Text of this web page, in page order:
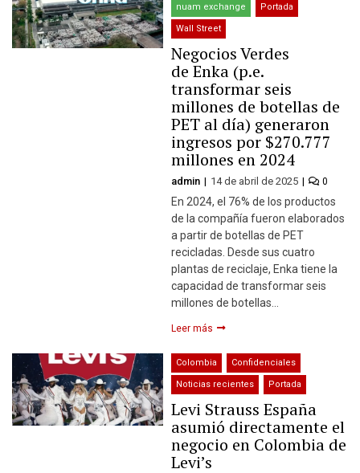
nuam exchange Portada
Wall Street
Negocios Verdes
de Enka (p.e.
transformar seis
millones de botellas de
PET al día) generaron
ingresos por $270.777
millones en 2024
admin 14 de abril de 2025 0
En 2024, el 76% de los productos
de la compañía fueron elaborados
a partir de botellas de PET
recicladas. Desde sus cuatro
plantas de reciclaje, Enka tiene la
capacidad de transformar seis
millones de botellas…
Leer más
Colombia Confidenciales
Noticias recientes Portada
Levi Strauss España
asumió directamente el
negocio en Colombia de
Levi’s